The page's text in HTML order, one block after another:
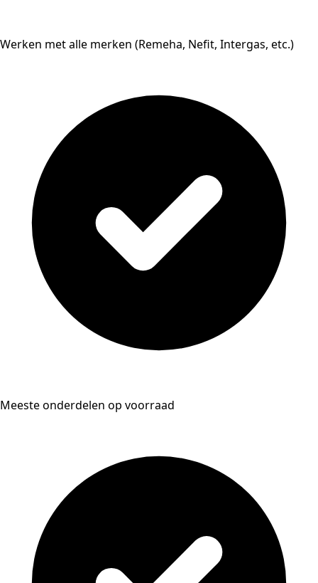
Werken met alle merken (Remeha, Nefit, Intergas, etc.)
Meeste onderdelen op voorraad